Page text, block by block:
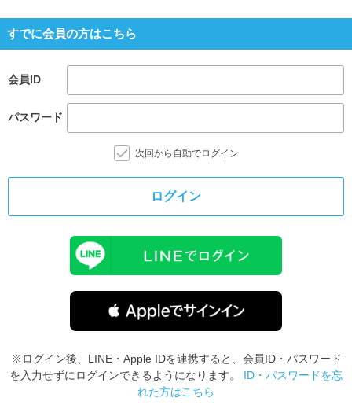
すでに会員の方はこちら
会員ID
パスワード
次回から自動でログイン
ログイン
※ログイン後、LINE・Apple IDを連携すると、会員ID・パスワード
を入力せずにログインできるようになります。 ID・パスワードを忘
れた方はこちら